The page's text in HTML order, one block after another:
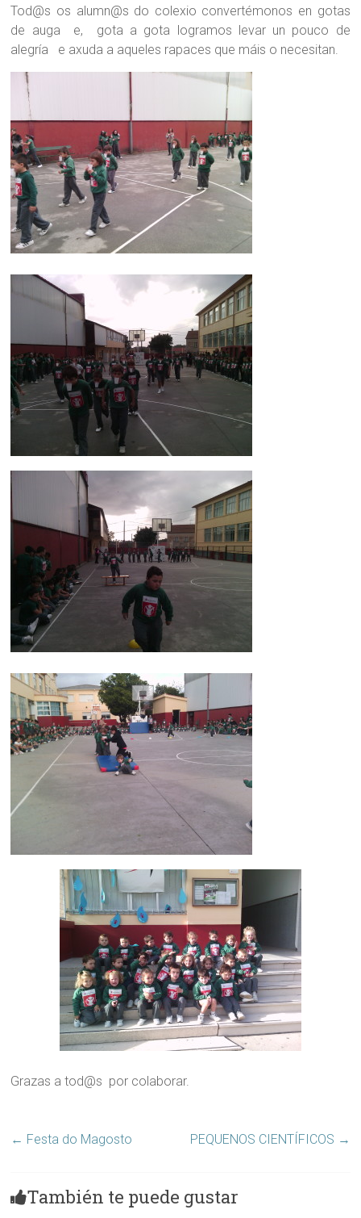
Tod@s os alumn@s do colexio convertémonos en gotas
de auga e, gota a gota logramos levar un pouco de
alegría e axuda a aqueles rapaces que máis o necesitan.
Grazas a tod@s por colaborar.
← Festa do Magosto PEQUENOS CIENTÍFICOS →
También te puede gustar